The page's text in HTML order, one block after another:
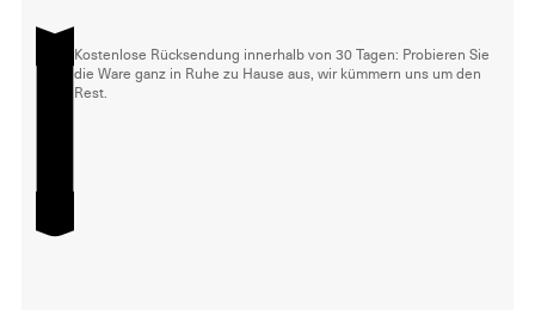
Kostenlose Rücksendung innerhalb von 30 Tagen: Probieren Sie
die Ware ganz in Ruhe zu Hause aus, wir kümmern uns um den
Rest.